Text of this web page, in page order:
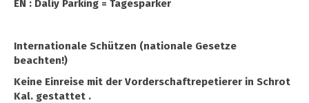
EN : Daliy Parking = Tagesparker
Internationale Schützen (nationale Gesetze
beachten!)
Keine Einreise mit der Vorderschaftrepetierer in Schrot
Kal. gestattet .